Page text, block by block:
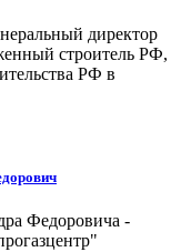
директор
строитель РФ,
РФ в
Федоровича -